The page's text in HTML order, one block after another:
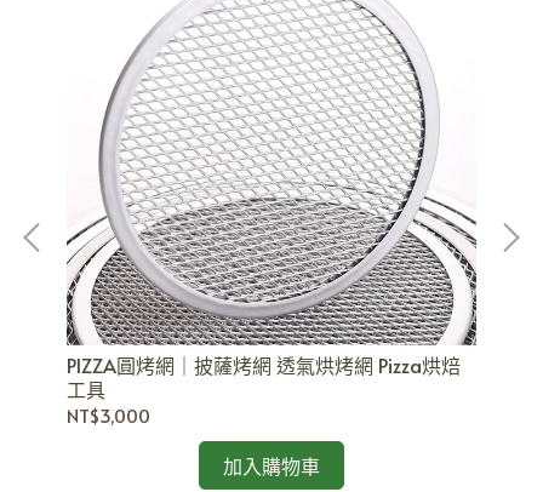
PIZZA圓烤網｜披薩烤網 透氣烘烤網 Pizza烘焙
工具
NT$3,000
加入購物車